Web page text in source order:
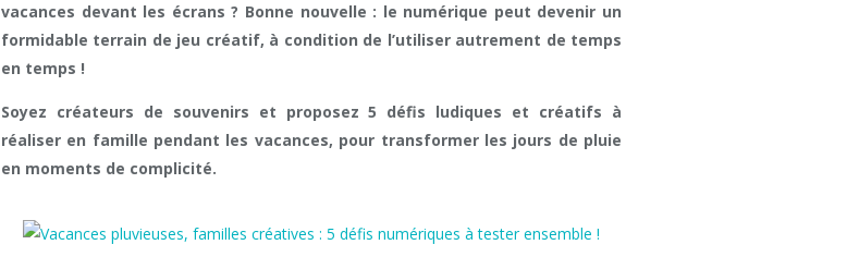
vacances devant les écrans ? Bonne nouvelle : le numérique peut devenir un
formidable terrain de jeu créatif, à condition de l’utiliser autrement de temps
en temps !
Soyez créateurs de souvenirs et proposez 5 défis ludiques et créatifs à
réaliser en famille pendant les vacances, pour transformer les jours de pluie
en moments de complicité.